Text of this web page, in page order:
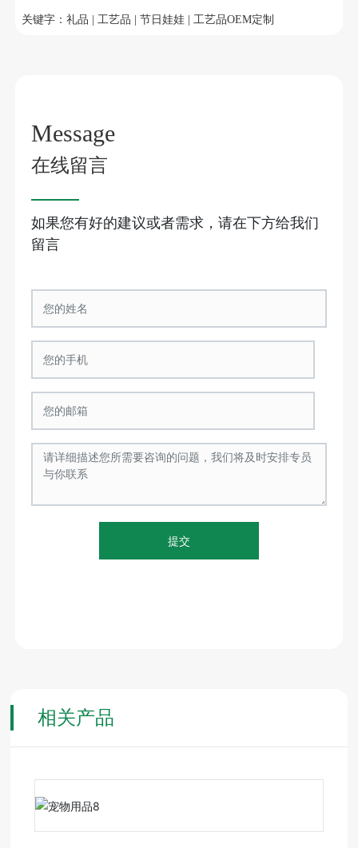
关键字：礼品 | 工艺品 | 节日娃娃 | 工艺品OEM定制
Message
在线留言
如果您有好的建议或者需求，请在下方给我们
留言
提交
相关产品